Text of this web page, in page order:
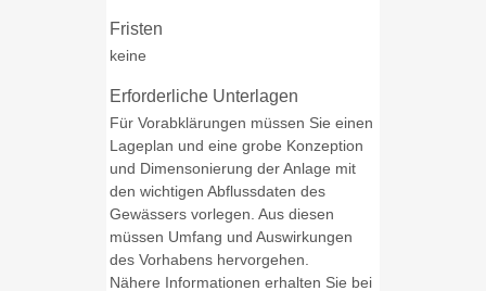
Fristen
keine
Erforderliche Unterlagen
Für Vorabklärungen müssen Sie einen
Lageplan und eine grobe Konzeption
und Dimensonierung der Anlage mit
den wichtigen Abflussdaten des
Gewässers vorlegen. Aus diesen
müssen Umfang und Auswirkungen
des Vorhabens hervorgehen.
Nähere Informationen erhalten Sie bei